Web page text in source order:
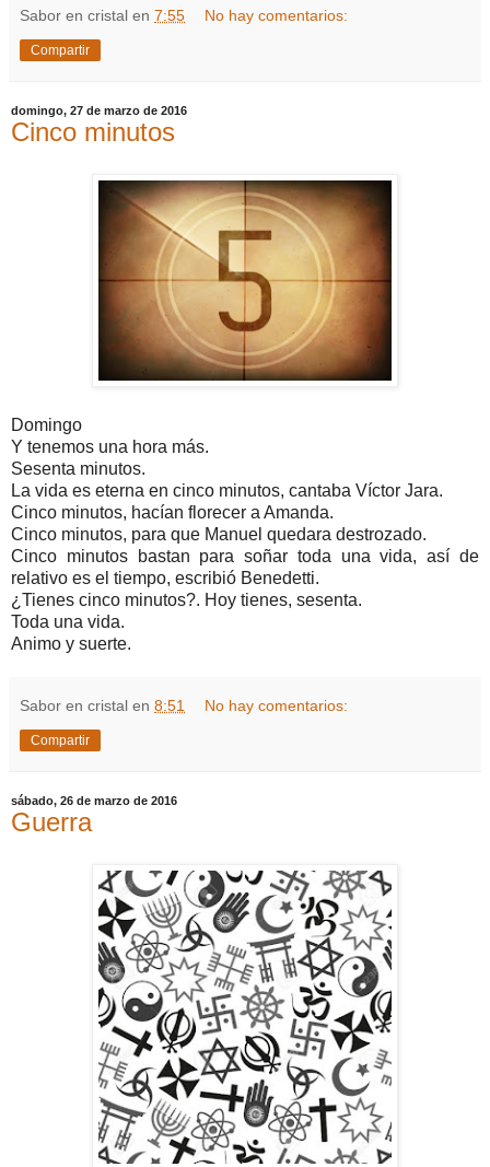
Sabor en cristal en 7:55 No hay comentarios:
Compartir
domingo, 27 de marzo de 2016
Cinco minutos
Domingo
Y tenemos una hora más.
Sesenta minutos.
La vida es eterna en cinco minutos, cantaba Víctor Jara.
Cinco minutos, hacían florecer a Amanda.
Cinco minutos, para que Manuel quedara destrozado.
Cinco minutos bastan para soñar toda una vida, así de
relativo es el tiempo, escribió Benedetti.
¿Tienes cinco minutos?. Hoy tienes, sesenta.
Toda una vida.
Animo y suerte.
Sabor en cristal en 8:51 No hay comentarios:
Compartir
sábado, 26 de marzo de 2016
Guerra